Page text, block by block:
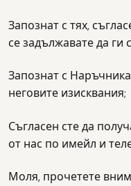
Запознат с тях,
се задължавате да ги
Запознат с
неговите изисквания;
Съгласен сте да
от нас по имейл и
Моля, прочетете